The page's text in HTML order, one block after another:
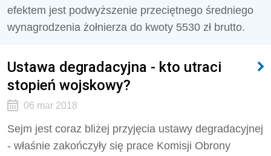
efektem jest podwyższenie przeciętnego średniego
wynagrodzenia żołnierza do kwoty 5530 zł brutto.
Ustawa degradacyjna - kto utraci
stopień wojskowy?
06 mar 2018
Sejm jest coraz bliżej przyjęcia ustawy degradacyjnej
- właśnie zakończyły się prace Komisji Obrony